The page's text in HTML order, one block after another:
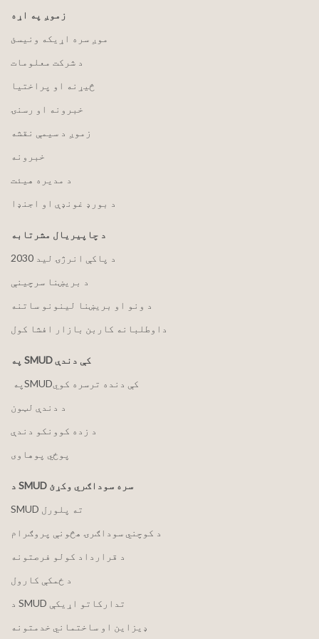
زموږ په اړه
موږ سره اړیکه ونیسئ
د شرکت معلومات
څیړنه او پراختیا
خبرونه او رسنۍ
زموږ د سیمې نقشه
خبرونه
د مدیره هیئت
د بورډ غونډې او اجنډا
د چاپیریال مشرتابه
2030 د پاکې انرژۍ لید
د بریښنا سرچینې
د ونو او بریښنا لینونو ساتنه
داوطلبانه کاربن بازار افشا کول
په SMUD کې دندې
په ‏‎SMUD‎‏ کې دنده ترسره کوي
د دندې لټون
د زده کوونکو دندې
پوځي پوهاوی
د SMUD سره سوداګري وکړئ
SMUD ته پلورل
د کوچني سوداګرۍ هڅونې پروګرام
د قرارداد کولو فرصتونه
د ځمکې کارول
د SMUD تدارکاتو اړیکې
ډیزاین او ساختماني خدمتونه